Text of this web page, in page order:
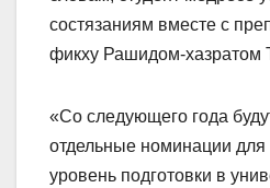
состязаниям вместе с
фикху Рашидом-хазратом
«Со следующего года
отдельные номинации для
уровень подготовки в